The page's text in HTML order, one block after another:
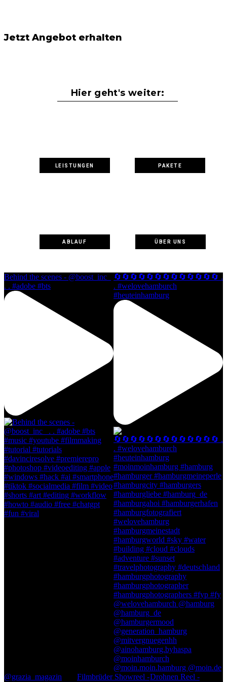
Jetzt Angebot erhalten
Hier geht's weiter:
ABLAUF
PAKETE
LEISTUNGEN
ÜBER UNS
Behind the scenes - @boost_inc_
. . #adobe #bts
🔄🔄🔄🔄🔄🔄🔄🔄🔄🔄🔄🔄🔄 .
. #welovehamburch
#heuteinhamburg
@grazia_magazin
Filmbrüder Showreel -Drohnen Reel -